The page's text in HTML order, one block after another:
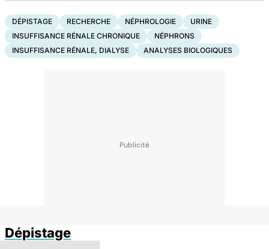
DÉPISTAGE RECHERCHE NÉPHROLOGIE
URINE
INSUFFISANCE RÉNALE CHRONIQUE
NÉPHRONS
INSUFFISANCE RÉNALE, DIALYSE
ANALYSES BIOLOGIQUES
Dépistage